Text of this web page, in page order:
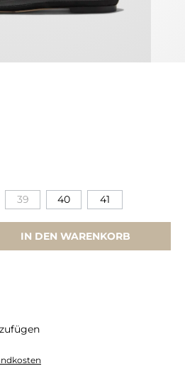
39 40 41
IN DEN WARENKORB